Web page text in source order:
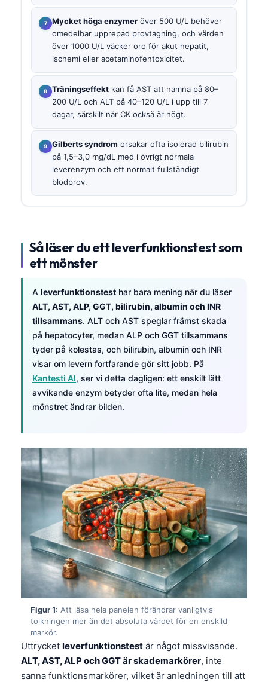
Mycket höga enzymer över 500 U/L behöver
omedelbar upprepad provtagning, och värden
över 1000 U/L väcker oro för akut hepatit,
ischemi eller acetaminofentoxicitet.
Träningseffekt kan få AST att hamna på 80–
200 U/L och ALT på 40–120 U/L i upp till 7
dagar, särskilt när CK också är högt.
Gilberts syndrom orsakar ofta isolerad bilirubin
på 1,5–3,0 mg/dL med i övrigt normala
leverenzym och ett normalt fullständigt
blodprov.
Så läser du ett leverfunktionstest som
ett mönster
A leverfunktionstest har bara mening när du läser
ALT, AST, ALP, GGT, bilirubin, albumin och INR
tillsammans. ALT och AST speglar främst skada
på hepatocyter, medan ALP och GGT tillsammans
tyder på kolestas, och bilirubin, albumin och INR
visar om levern fortfarande gör sitt jobb. På
Kantesti AI, ser vi detta dagligen: ett enskilt lätt
avvikande enzym betyder ofta lite, medan hela
mönstret ändrar bilden.
Figur 1: Att läsa hela panelen förändrar vanligtvis
tolkningen mer än det absoluta värdet för en enskild
markör.
Uttrycket leverfunktionstest är något missvisande.
ALT, AST, ALP och GGT är skademarkörer, inte
sanna funktionsmarkörer, vilket är anledningen till att